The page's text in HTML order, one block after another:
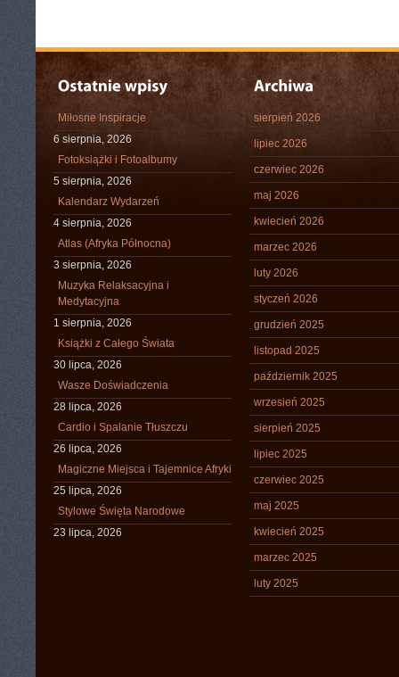
Miłosne Inspiracje
6 sierpnia, 2026
Fotoksiążki i Fotoalbumy
5 sierpnia, 2026
Kalendarz Wydarzeń
4 sierpnia, 2026
Atlas (Afryka Północna)
3 sierpnia, 2026
Muzyka Relaksacyjna i
Medytacyjna
1 sierpnia, 2026
Książki z Całego Świata
30 lipca, 2026
Wasze Doświadczenia
28 lipca, 2026
Cardio i Spalanie Tłuszczu
26 lipca, 2026
Magiczne Miejsca i Tajemnice Afryki
25 lipca, 2026
Stylowe Święta Narodowe
23 lipca, 2026
sierpień 2026
lipiec 2026
czerwiec 2026
maj 2026
kwiecień 2026
marzec 2026
luty 2026
styczeń 2026
grudzień 2025
listopad 2025
październik 2025
wrzesień 2025
sierpień 2025
lipiec 2025
czerwiec 2025
maj 2025
kwiecień 2025
marzec 2025
luty 2025